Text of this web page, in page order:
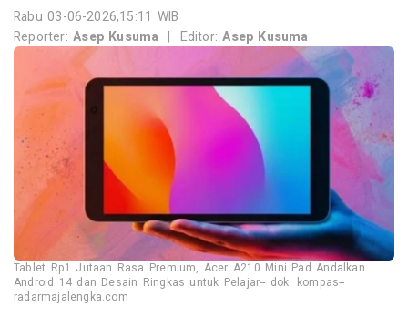
Rabu 03-06-2026,15:11 WIB
Reporter:Asep Kusuma | Editor:Asep Kusuma
Tablet Rp1 Jutaan Rasa Premium, Acer A210 Mini Pad Andalkan
Android 14 dan Desain Ringkas untuk Pelajar-- dok. kompas--
radarmajalengka.com